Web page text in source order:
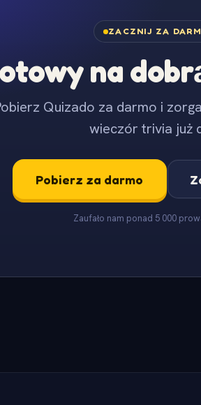
ZACZNIJ ZA
na
Quizado za darmo i
wieczór trivia już
Pobierz za darmo
Zaufało nam ponad 5 000